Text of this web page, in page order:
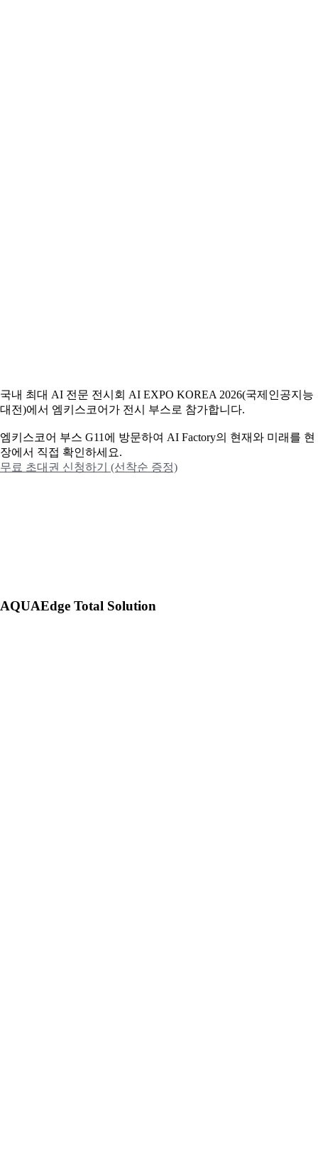
국내 최대 AI 전문 전시회 AI EXPO KOREA 2026(국제인공지능
대전)에서 엠키스코어가 전시 부스로 참가합니다.
엠키스코어 부스 G11에 방문하여 AI Factory의 현재와 미래를 현
장에서 직접 확인하세요.
무료 초대권 신청하기 (선착순 증정)
AQUAEdge Total Solution